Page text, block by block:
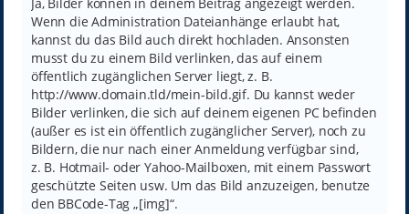
Wenn die Administration Dateianhänge erlaubt hat,
kannst du das Bild auch direkt hochladen. Ansonsten
musst du zu einem Bild verlinken, das auf einem
öffentlich zugänglichen Server liegt, z. B.
http://www.domain.tld/mein-bild.gif. Du kannst weder
Bilder verlinken, die sich auf deinem eigenen PC befinden
(außer es ist ein öffentlich zugänglicher Server), noch zu
Bildern, die nur nach einer Anmeldung verfügbar sind,
z. B. Hotmail- oder Yahoo-Mailboxen, mit einem Passwort
geschützte Seiten usw. Um das Bild anzuzeigen, benutze
den BBCode-Tag „[img]“.